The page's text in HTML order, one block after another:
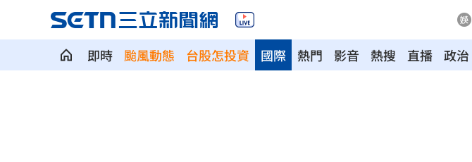
即時 颱風動態 台股怎投資 熱門 影音 熱搜 直播 政治
國際
《東!帶我走》卡司曝光！大咖台東接力唱
瑪丹娜背後推手 69歲大咖製作人家中離世 12:10